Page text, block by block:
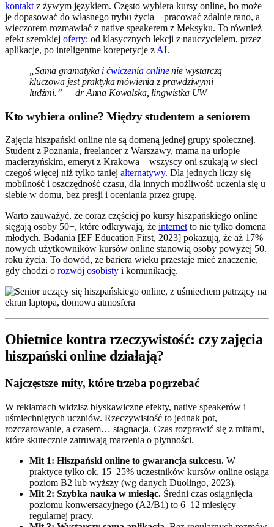
kontakt z żywym językiem. Często wybiera kursy online, bo może
je dopasować do własnego trybu życia – pracować zdalnie rano, a
wieczorem rozmawiać z native speakerem z Meksyku. To również
efekt szerokiej oferty: od klasycznych lekcji z nauczycielem, przez
aplikacje, po inteligentne korepetycje z AI.
„Sama gramatyka ićwiczenia onlinenie wystarczą –
kluczowa jest praktyka mówienia z prawdziwymi
ludźmi.” — dr Anna Kowalska, lingwistka UW
Kto wybiera online? Między studentem a seniorem
Zajęcia hiszpański online nie są domeną jednej grupy społecznej.
Student z Poznania, freelancer z Warszawy, mama na urlopie
macierzyńskim, emeryt z Krakowa – wszyscy oni szukają w sieci
czegoś więcej niż tylko taniej alternatywy. Dla jednych liczy się
mobilność i oszczędność czasu, dla innych możliwość uczenia się u
siebie w domu, bez presji i oceniania przez grupę.
Warto zauważyć, że coraz częściej po kursy hiszpańskiego online
sięgają osoby 50+, które odkrywają, że internet to nie tylko domena
młodych. Badania [EF Education First, 2023] pokazują, że aż 17%
nowych użytkowników kursów online stanowią osoby powyżej 50.
roku życia. To dowód, że bariera wieku przestaje mieć znaczenie,
gdy chodzi o rozwój osobisty i komunikację.
Obietnice kontra rzeczywistość: czy zajęcia
hiszpański online działają?
Najczęstsze mity, które trzeba pogrzebać
W reklamach widzisz błyskawiczne efekty, native speakerów i
uśmiechniętych uczniów. Rzeczywistość to jednak pot,
rozczarowanie, a czasem… stagnacja. Czas rozprawić się z mitami,
które skutecznie zatruwają marzenia o płynności.
Mit 1: Hiszpański online to gwarancja sukcesu. W
praktyce tylko ok. 15–25% uczestników kursów online osiąga
poziom B2 lub wyższy (wg danych Duolingo, 2023).
Mit 2: Szybka nauka w miesiąc. Średni czas osiągnięcia
poziomu konwersacyjnego (A2/B1) to 6–12 miesięcy
regularnej pracy.